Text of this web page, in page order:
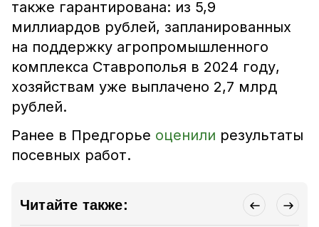
также гарантирована: из 5,9
миллиардов рублей, запланированных
на поддержку агропромышленного
комплекса Ставрополья в 2024 году,
хозяйствам уже выплачено 2,7 млрд
рублей.
Ранее в Предгорье оценили результаты
посевных работ.
Читайте также: